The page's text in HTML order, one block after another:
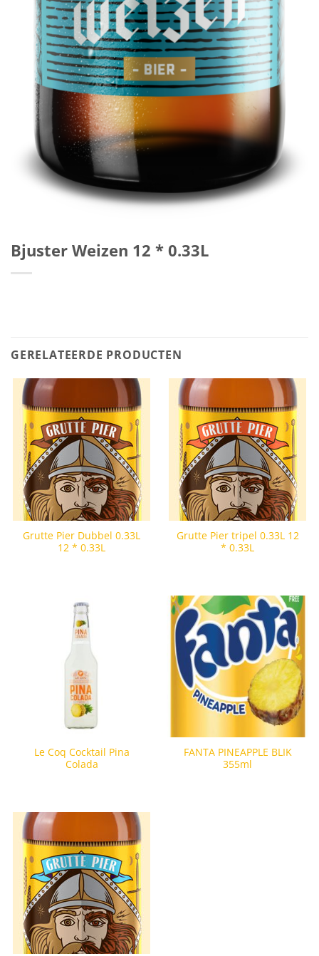
Bjuster Weizen 12 * 0.33L
GERELATEERDE PRODUCTEN
Grutte Pier Dubbel 0.33L
12 * 0.33L
Grutte Pier tripel 0.33L 12
* 0.33L
Le Coq Cocktail Pina
Colada
FANTA PINEAPPLE BLIK
355ml